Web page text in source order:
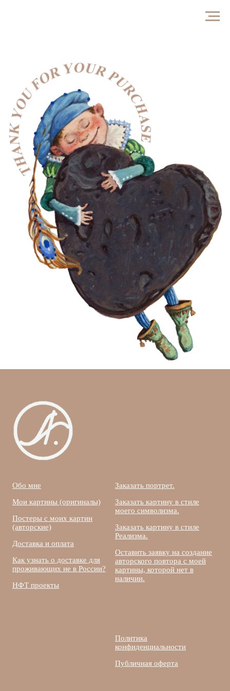
Обо мне
Мои картины (оригиналы)
Постеры с моих картин
(авторские)
Доставка и оплата
Как узнать о доставке для
проживающих не в России?
НФТ проекты
Заказать портрет.
Заказать картину в стиле
моего символизма.
Заказать картину в стиле
Реализма.
Оставить заявку на создание
авторского повтора с моей
картины, которой нет в
наличии.
Политика
конфиденциальности
Публичная оферта